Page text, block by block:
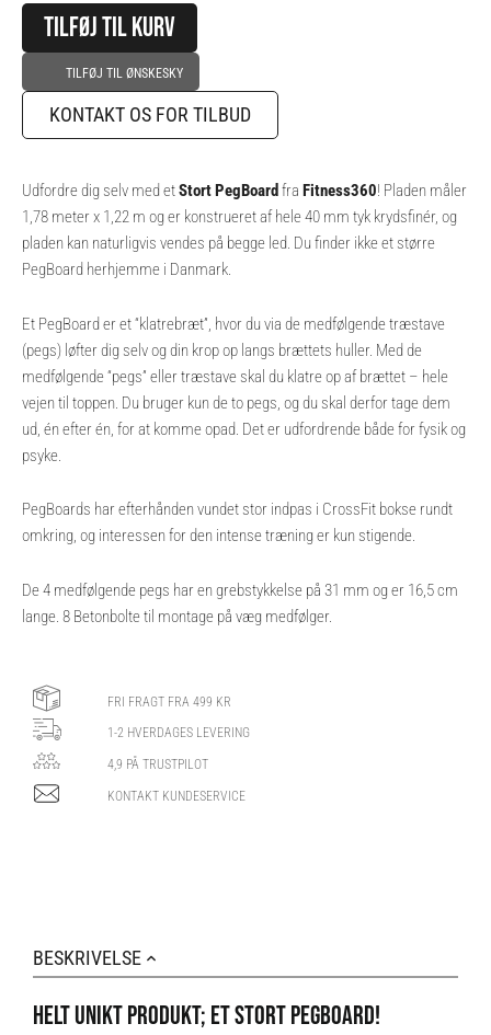
x
122
cm
antal
TILFØJ TIL KURV
TILFØJ TIL ØNSKESKY
KONTAKT OS FOR TILBUD
Udfordre dig selv med etStort PegBoard fra Fitness360! Pladen måler
1,78 meter x 1,22 m og er konstrueret af hele 40 mm tyk krydsfinér, og
pladen kan naturligvis vendes på begge led. Du finder ikke et større
PegBoard herhjemme i Danmark.
Et PegBoard er et “klatrebræt”, hvor du via de medfølgende træstave
(pegs) løfter dig selv og din krop op langs brættets huller. Med de
medfølgende “pegs” eller træstave skal du klatre op af brættet – hele
vejen til toppen. Du bruger kun de to pegs, og du skal derfor tage dem
ud, én efter én, for at komme opad. Det er udfordrende både for fysik og
psyke.
PegBoards har efterhånden vundet stor indpas i CrossFit bokse rundt
omkring, og interessen for den intense træning er kun stigende.
De 4 medfølgende pegs har en grebstykkelse på 31 mm og er 16,5 cm
lange. 8 Betonbolte til montage på væg medfølger.
FRI FRAGT FRA 499 KR
1-2 HVERDAGES LEVERING
4,9 PÅ TRUSTPILOT
KONTAKT KUNDESERVICE
BESKRIVELSE
HELT UNIKT PRODUKT; ET STORT PEGBOARD!